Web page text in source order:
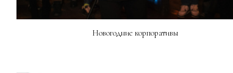
Новогодние корпоративы